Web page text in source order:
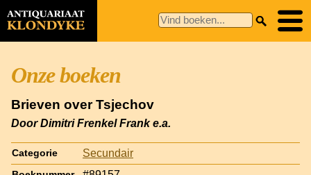
Onze boeken
Brieven over Tsjechov
Door Dimitri Frenkel Frank e.a.
Categorie Secundair